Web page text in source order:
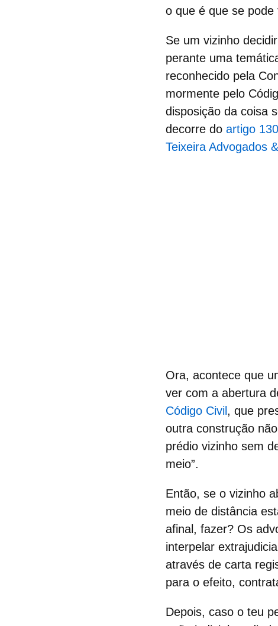
o que é que se
Se um vizinho decidir
perante uma
reconhecido pela
mormente pelo
disposição da coisa
decorre do artigo
Teixeira Advogados
Ora, acontece que
ver com a abertura
Código Civil , que
outra construção
prédio vizinho sem
meio”.
Então, se o vizinho
meio de distância
afinal, fazer? Os
interpelar
através de carta
para o efeito,
Depois, caso o teu